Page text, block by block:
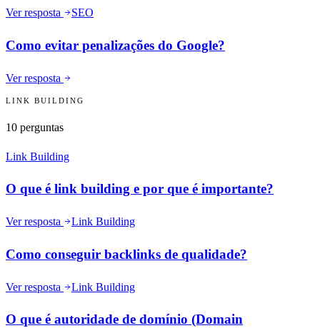
Ver resposta SEO
Como evitar penalizações do Google?
Ver resposta
LINK BUILDING
10 perguntas
Link Building
O que é link building e por que é importante?
Ver resposta Link Building
Como conseguir backlinks de qualidade?
Ver resposta Link Building
O que é autoridade de domínio (Domain